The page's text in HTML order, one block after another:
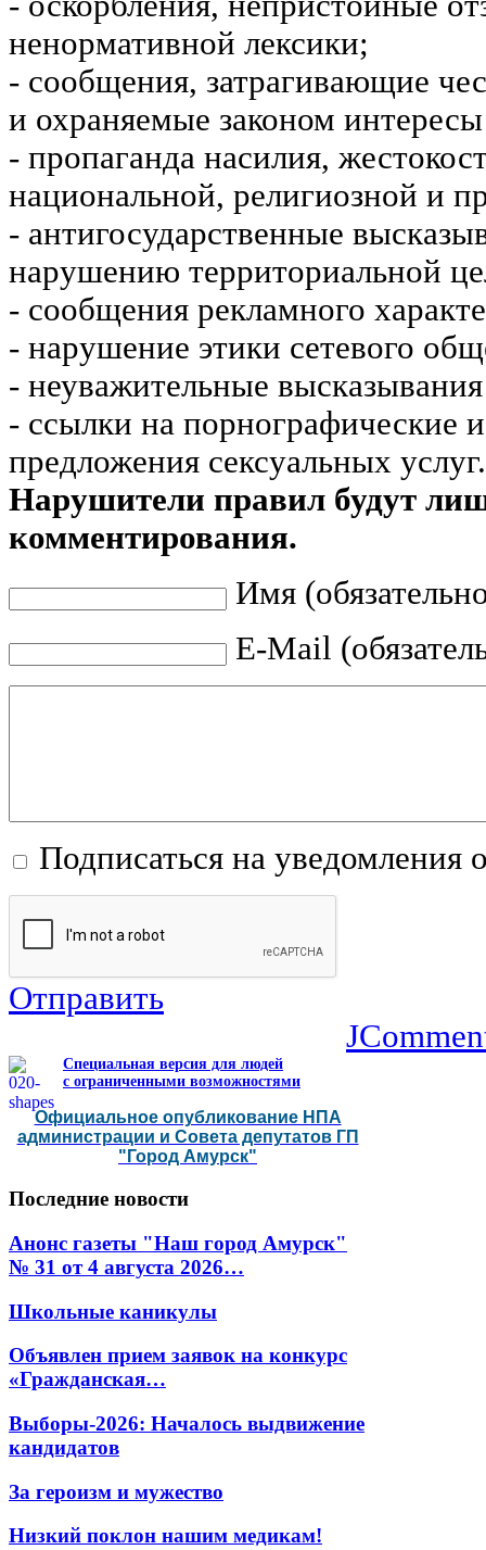
ненормативной лексики;
- сообщения, затрагивающие
и охраняемые законом
- пропаганда насилия,
национальной, религиозной и
- антигосударственные
нарушению территориальной
- сообщения рекламного
- нарушение этики сетевого
- неуважительные
- ссылки на порнографические
предложения сексуальных услуг.
Нарушители правил будут
комментирования.
Имя
E-Mail
Подписаться на уведомления
Отправить
Специальная версия для людей
с ограниченными возможностями
Официальное опубликование НПА
администрации и Совета депутатов ГП
"Город Амурск"
Последние новости
Анонс газеты "Наш город Амурск"
№ 31 от 4 августа 2026…
Школьные каникулы
Объявлен прием заявок на конкурс
«Гражданская…
Выборы-2026: Началось выдвижение
кандидатов
За героизм и мужество
Низкий поклон нашим медикам!